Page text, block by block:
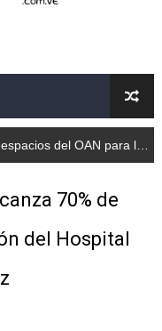
de
en el Complejo
en plan
la instalación del detector Cherenkov de agua
70% de
del Hospital